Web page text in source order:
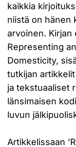
kaikkia
niistä on hänen
arvoinen. Kirjan
Representing
Domesticity,
tutkijan
ja tekstuaaliset
länsimaisen
luvun
Artikkelissaan